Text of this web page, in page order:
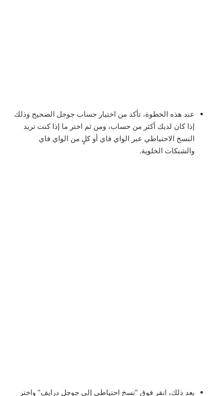
عند هذه الخطوة، تأكد من اختيار حساب جوجل الصحيح وذلك
إذا كان لديك أكثر من حساب، ومن ثم اختر ما إذا كنت تريد
النسخ الاحتياطي عبر الواي فاي أو كلٍ من الواي فاي
والشبكات الخلوية.
بعد ذلك، انقر فوق “نسخ احتياطي إلى جوجل درايف” واختر